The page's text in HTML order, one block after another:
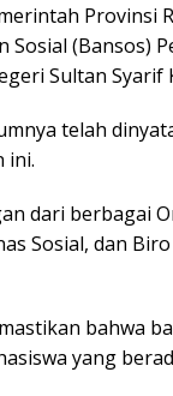
Provinsi
(Bansos)
Sultan Syarif
telah
ini.
dari berbagai
Sosial, dan
bahwa
yang